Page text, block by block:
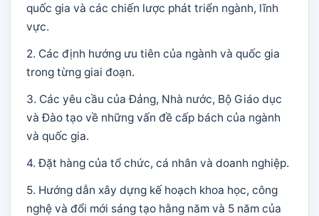
quốc gia và các chiến lược phát triển ngành, lĩnh
vực.
2. Các định hướng ưu tiên của ngành và quốc gia
trong từng giai đoạn.
3. Các yêu cầu của Đảng, Nhà nước, Bộ Giáo dục
và Đào tạo về những vấn đề cấp bách của ngành
và quốc gia.
4. Đặt hàng của tổ chức, cá nhân và doanh nghiệp.
5. Hướng dẫn xây dựng kế hoạch khoa học, công
nghệ và đổi mới sáng tạo hằng năm và 5 năm của